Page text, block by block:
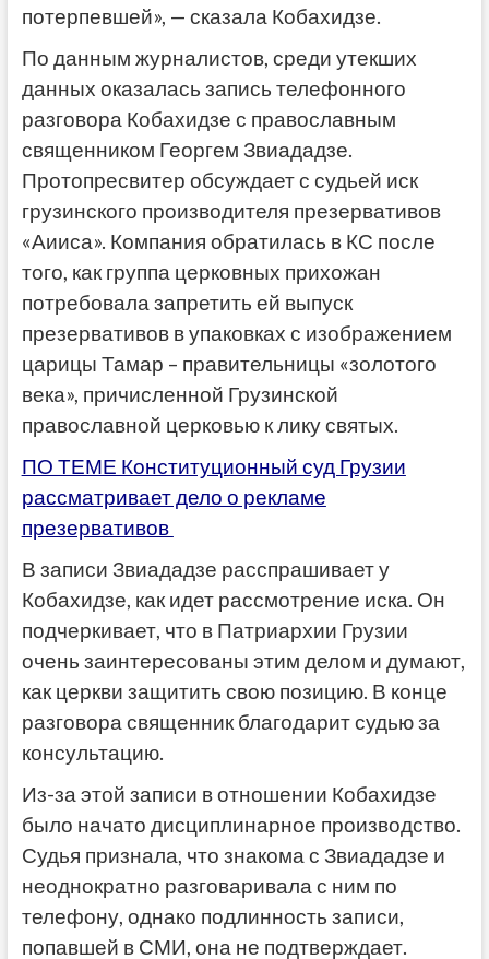
потерпевшей», — сказала Кобахидзе.
По данным журналистов, среди утекших
данных оказалась запись телефонного
разговора Кобахидзе с православным
священником Георгем Звиададзе.
Протопресвитер обсуждает с судьей иск
грузинского производителя презервативов
«Аииса». Компания обратилась в КС после
того, как группа церковных прихожан
потребовала запретить ей выпуск
презервативов в упаковках с изображением
царицы Тамар – правительницы «золотого
века», причисленной Грузинской
православной церковью к лику святых.
ПО ТЕМЕ Конституционный суд Грузии
рассматривает дело о рекламе
презервативов
В записи Звиададзе расспрашивает у
Кобахидзе, как идет рассмотрение иска. Он
подчеркивает, что в Патриархии Грузии
очень заинтересованы этим делом и думают,
как церкви защитить свою позицию. В конце
разговора священник благодарит судью за
консультацию.
Из-за этой записи в отношении Кобахидзе
было начато дисциплинарное производство.
Судья признала, что знакома с Звиададзе и
неоднократно разговаривала с ним по
телефону, однако подлинность записи,
попавшей в СМИ, она не подтверждает.